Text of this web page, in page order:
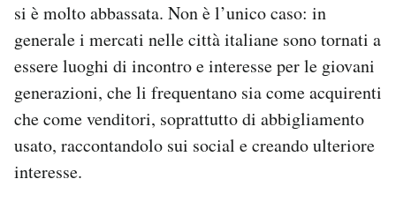
si è molto abbassata. Non è l’unico caso: in
generale i mercati nelle città italiane sono tornati a
essere luoghi di incontro e interesse per le giovani
generazioni, che li frequentano sia come acquirenti
che come venditori, soprattutto di abbigliamento
usato, raccontandolo sui social e creando ulteriore
interesse.